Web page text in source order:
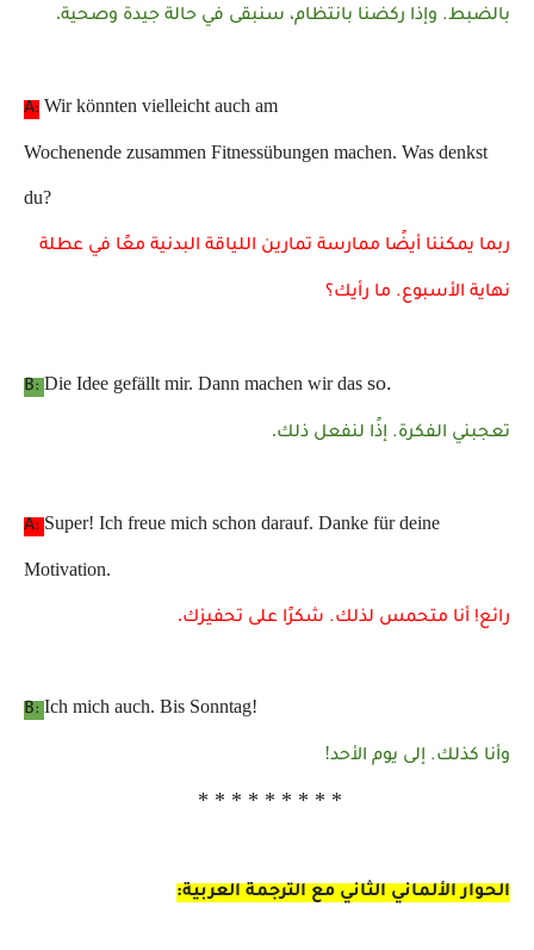
بالضبط. وإذا ركضنا بانتظام، سنبقى في حالة جيدة وصحية.
A: Wir könnten vielleicht auch am
Wochenende zusammen Fitnessübungen machen. Was denkst
du?
ربما يمكننا أيضًا ممارسة تمارين اللياقة البدنية معًا في عطلة
نهاية الأسبوع. ما رأيك؟
B: Die Idee gefällt mir. Dann machen wir das so.
تعجبني الفكرة. إذًا لنفعل ذلك.
A: Super! Ich freue mich schon darauf. Danke für deine
Motivation.
رائع! أنا متحمس لذلك. شكرًا على تحفيزك.
B: Ich mich auch. Bis Sonntag!
وأنا كذلك. إلى يوم الأحد!
* * * * * * * * *
الحوار الألماني الثاني مع الترجمة العربية: